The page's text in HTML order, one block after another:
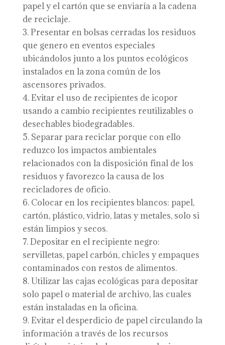
papel y el cartón que se enviaría a la cadena
de reciclaje.
Presentar en bolsas cerradas los residuos
que genero en eventos especiales
ubicándolos junto a los puntos ecológicos
instalados en la zona común de los
ascensores privados.
Evitar el uso de recipientes de icopor
usando a cambio recipientes reutilizables o
desechables biodegradables.
Separar para reciclar porque con ello
reduzco los impactos ambientales
relacionados con la disposición final de los
residuos y favorezco la causa de los
recicladores de oficio.
Colocar en los recipientes blancos: papel,
cartón, plástico, vidrio, latas y metales, solo si
están limpios y secos.
Depositar en el recipiente negro:
servilletas, papel carbón, chicles y empaques
contaminados con restos de alimentos.
Utilizar las cajas ecológicas para depositar
solo papel o material de archivo, las cuales
están instaladas en la oficina.
Evitar el desperdicio de papel circulando la
información a través de los recursos